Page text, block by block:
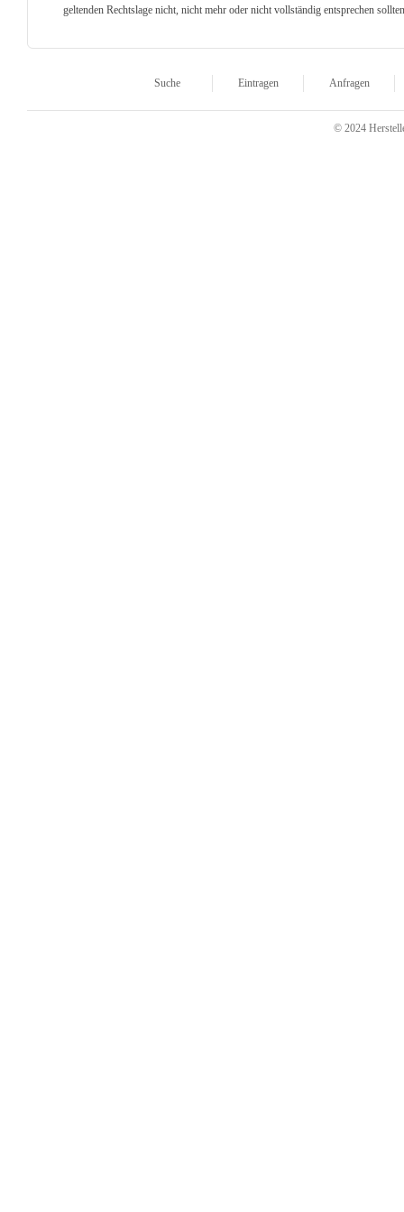
geltenden Rechtslage nicht, nicht mehr oder nicht vollständig entsprechen
Suche Eintragen Anfragen
© 2024